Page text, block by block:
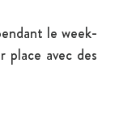
le week-
place avec des